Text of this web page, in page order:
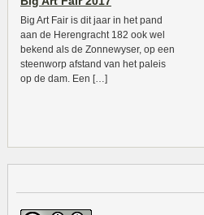
Big Art Fair is dit jaar in het pand
aan de Herengracht 182 ook wel
bekend als de Zonnewyser, op een
steenworp afstand van het paleis
op de dam. Een […]